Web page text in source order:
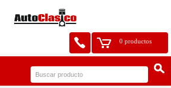
0 productos